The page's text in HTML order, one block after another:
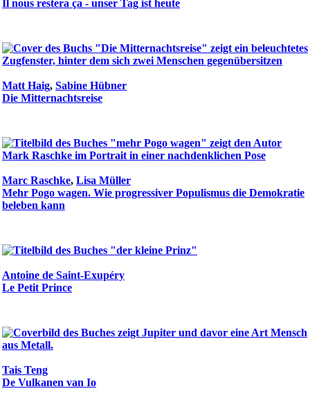
Il nous restera ça - unser Tag ist heute
Matt Haig, Sabine Hübner
Die Mitternachtsreise
Marc Raschke, Lisa Müller
Mehr Pogo wagen. Wie progressiver Populismus die Demokratie
beleben kann
Antoine de Saint-Exupéry
Le Petit Prince
Tais Teng
De Vulkanen van Io